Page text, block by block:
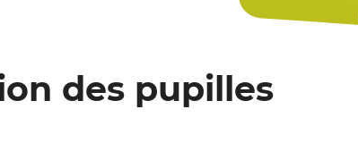
des pupilles